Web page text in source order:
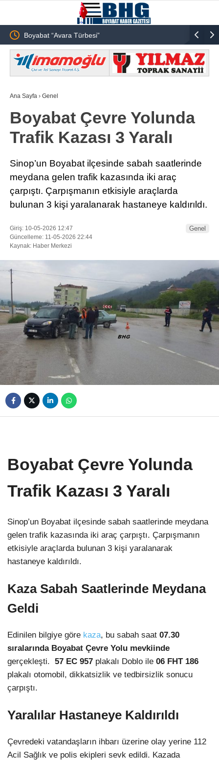
Boyabat “Avara Türbesi” Boyabat
Ana Sayfa › Genel
Boyabat Çevre Yolunda
Trafik Kazası 3 Yaralı
Sinop’un Boyabat ilçesinde sabah saatlerinde
meydana gelen trafik kazasında iki araç
çarpıştı. Çarpışmanın etkisiyle araçlarda
bulunan 3 kişi yaralanarak hastaneye kaldırıldı.
Giriş: 10-05-2026 12:47
Güncelleme: 11-05-2026 22:44
Kaynak: Haber Merkezi
Genel
Boyabat Çevre Yolunda
Trafik Kazası 3 Yaralı
Sinop’un Boyabat ilçesinde sabah saatlerinde meydana
gelen trafik kazasında iki araç çarpıştı. Çarpışmanın
etkisiyle araçlarda bulunan 3 kişi yaralanarak
hastaneye kaldırıldı.
Kaza Sabah Saatlerinde Meydana
Geldi
Edinilen bilgiye göre kaza, bu sabah saat 07.30
sıralarında Boyabat Çevre Yolu mevkiinde
gerçekleşti. 57 EC 957 plakalı Doblo ile 06 FHT 186
plakalı otomobil, dikkatsizlik ve tedbirsizlik sonucu
çarpıştı.
Yaralılar Hastaneye Kaldırıldı
Çevredeki vatandaşların ihbarı üzerine olay yerine 112
Acil Sağlık ve polis ekipleri sevk edildi. Kazada